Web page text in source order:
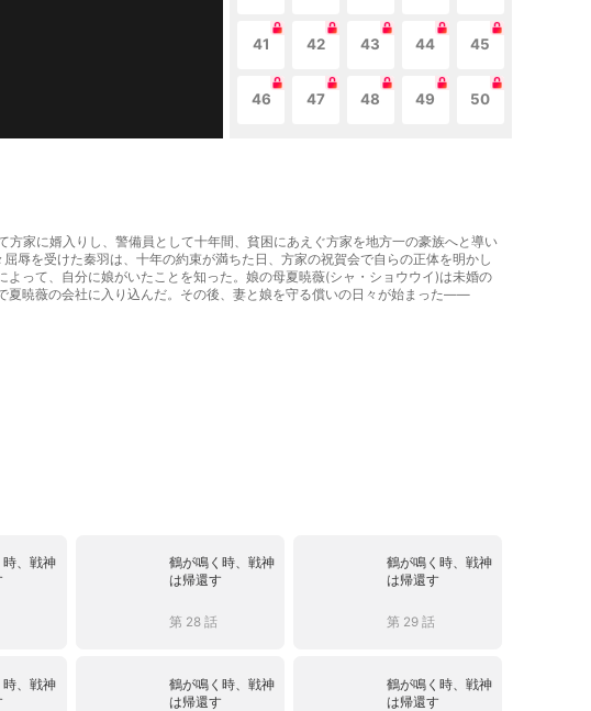
41 42 43 44 45
46 47 48 49 50
家に婿入りし、警備員として十年間、貧困にあえぐ方家を地方一の豪族へと導い
辱を受けた秦羽は、十年の約束が満ちた日、方家の祝賀会で自らの正体を明かし
って、自分に娘がいたことを知った。娘の母夏暁薇(シャ・ショウウイ)は未婚の
夏暁薇の会社に入り込んだ。その後、妻と娘を守る償いの日々が始まった――
時、戦神
鶴が鳴く時、戦神
は帰還す
第 28 話
鶴が鳴く時、戦神
は帰還す
第 29 話
時、戦神
鶴が鳴く時、戦神
は帰還す
鶴が鳴く時、戦神
は帰還す